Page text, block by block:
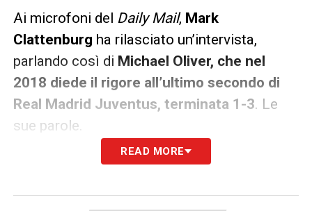
Ai microfoni del Daily Mail, Mark
Clattenburg ha rilasciato un’intervista,
parlando così di Michael Oliver, che nel
2018 diede il rigore all’ultimo secondo di
Real Madrid Juventus, terminata 1-3. Le
sue parole.
«È doloroso, è spaventoso. C’è un limite.
READ MORE